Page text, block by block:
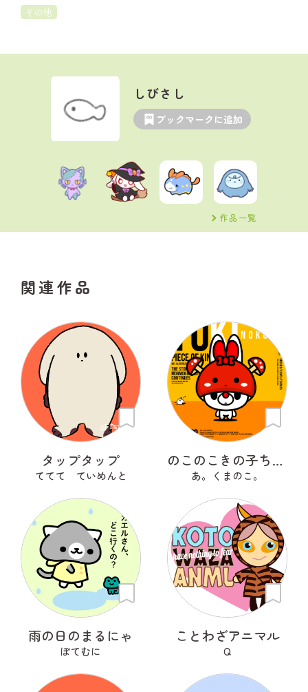
その他
しびさし
ブックマークに追加
作品一覧
関連作品
タップタップ
ててて ていめんと
のこのこきの子ちゃん
あ。くまのこ。
雨の日のまるにゃ
ぽてむに
ことわざアニマル
Q